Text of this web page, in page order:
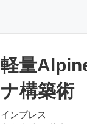
軽量
ナ構築術
インプレス